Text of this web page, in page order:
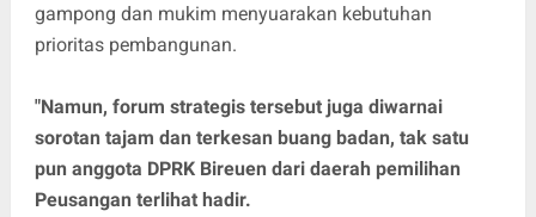
gampong dan mukim menyuarakan kebutuhan
prioritas pembangunan.
"Namun, forum strategis tersebut juga diwarnai
sorotan tajam dan terkesan buang badan, tak satu
pun anggota DPRK Bireuen dari daerah pemilihan
Peusangan terlihat hadir.